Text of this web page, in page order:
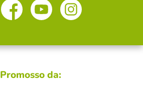
Promosso da: